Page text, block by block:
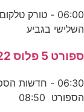
השלישי בגביע
ספורט 5 פלוס 28-07-2022
הספורט 08:50